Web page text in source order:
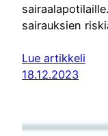
sairauksien
Lue artikkeli
18.12.2023